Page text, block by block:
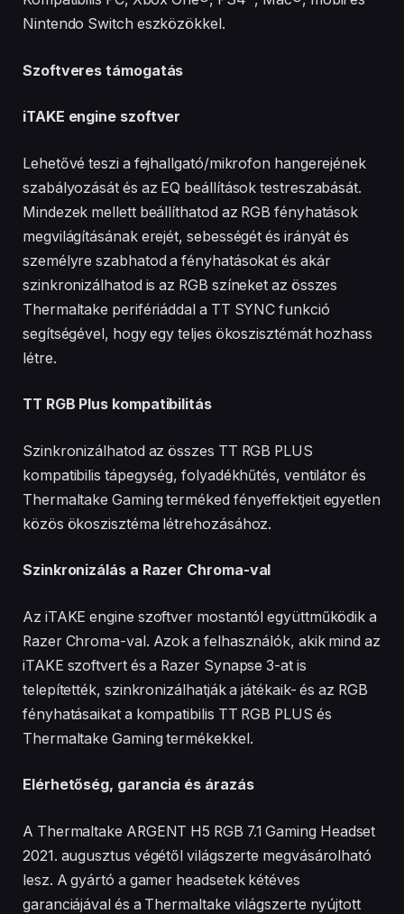
Nintendo Switch eszközökkel.
Szoftveres támogatás
iTAKE engine szoftver
Lehetővé teszi a fejhallgató/mikrofon hangerejének
szabályozását és az EQ beállítások testreszabását.
Mindezek mellett beállíthatod az RGB fényhatások
megvilágításának erejét, sebességét és irányát és
személyre szabhatod a fényhatásokat és akár
szinkronizálhatod is az RGB színeket az összes
Thermaltake perifériáddal a TT SYNC funkció
segítségével, hogy egy teljes ökoszisztémát hozhass
létre.
TT RGB Plus kompatibilitás
Szinkronizálhatod az összes TT RGB PLUS
kompatibilis tápegység, folyadékhűtés, ventilátor és
Thermaltake Gaming terméked fényeffektjeit egyetlen
közös ökoszisztéma létrehozásához.
Szinkronizálás a Razer Chroma-val
Az iTAKE engine szoftver mostantól együttműködik a
Razer Chroma-val. Azok a felhasználók, akik mind az
iTAKE szoftvert és a Razer Synapse 3-at is
telepítették, szinkronizálhatják a játékaik- és az RGB
fényhatásaikat a kompatibilis TT RGB PLUS és
Thermaltake Gaming termékekkel.
Elérhetőség, garancia és árazás
A Thermaltake ARGENT H5 RGB 7.1 Gaming Headset
2021. augusztus végétől világszerte megvásárolható
lesz. A gyártó a gamer headsetek kétéves
garanciájával és a Thermaltake világszerte nyújtott